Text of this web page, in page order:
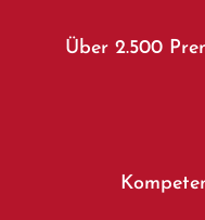
Über 2.500